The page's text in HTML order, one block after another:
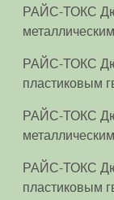
РАЙС-ТОКС
РАЙС-ТОКС
пластиковым
РАЙС-ТОКС
РАЙС-ТОКС
пластиковым